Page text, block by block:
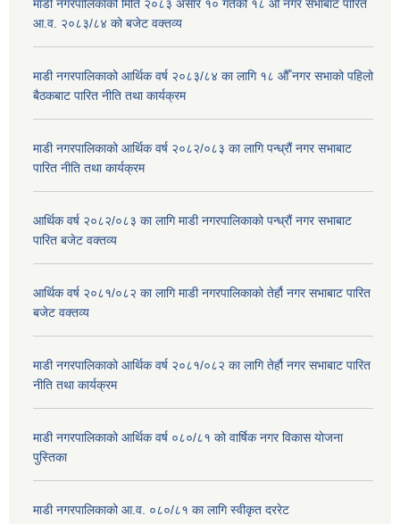
माडी नगरपालिकाको मिति २०८३ असार १० गतेको १८ औँ नगर सभाबाट पारित
आ.व. २०८३/८४ को बजेट वक्तव्य
माडी नगरपालिकाको आर्थिक वर्ष २०८३/८४ का लागि १८ औँ नगर सभाको पहिलो
बैठकबाट पारित नीति तथा कार्यक्रम
माडी नगरपालिकाको आर्थिक वर्ष २०८२/०८३ का लागि पन्ध्रौं नगर सभाबाट
पारित नीति तथा कार्यक्रम
आर्थिक वर्ष २०८२/०८३ का लागि माडी नगरपालिकाको पन्ध्रौं नगर सभाबाट
पारित बजेट वक्तव्य
आर्थिक वर्ष २०८१/०८२ का लागि माडी नगरपालिकाको तेर्हौ नगर सभाबाट पारित
बजेट वक्तव्य
माडी नगरपालिकाको आर्थिक वर्ष २०८१/०८२ का लागि तेर्हौ नगर सभाबाट पारित
नीति तथा कार्यक्रम
माडी नगरपालिकाको आर्थिक वर्ष ०८०/८१ को वार्षिक नगर विकास योजना
पुस्तिका
माडी नगरपालिकाको आ.व. ०८०/८१ का लागि स्वीकृत दररेट